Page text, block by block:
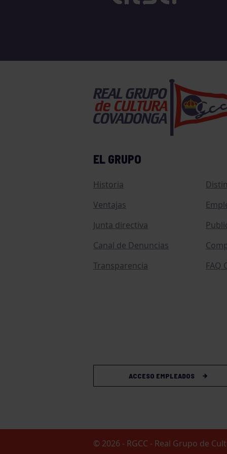
EL GRUPO
Historia
Ventajas
Junta directiva
Canal de Denuncias
Transparencia
FAQ
ACCESO EMPLEADOS
© 2026 - RGCC - Real Grupo de